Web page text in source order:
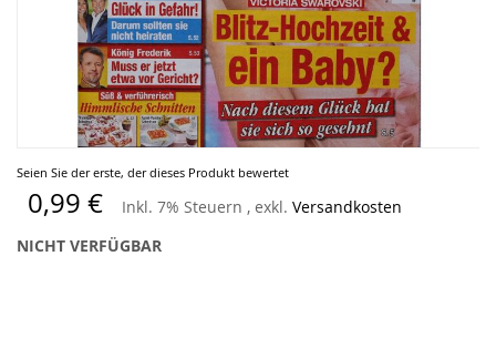
Seien Sie der erste, der dieses Produkt bewertet
0,99 € Inkl. 7% Steuern , exkl. Versandkosten
NICHT VERFÜGBAR
Zum
Anfang
der
Bildergalerie
springen